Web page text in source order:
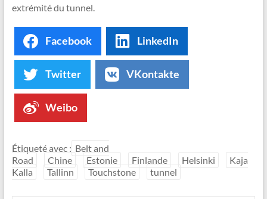
extrémité du tunnel.
Facebook LinkedIn
Twitter VKontakte
Weibo
Étiqueté avec : Belt and
Road
Chine Estonie Finlande Helsinki
Kaja
Kalla
Tallinn Touchstone tunnel